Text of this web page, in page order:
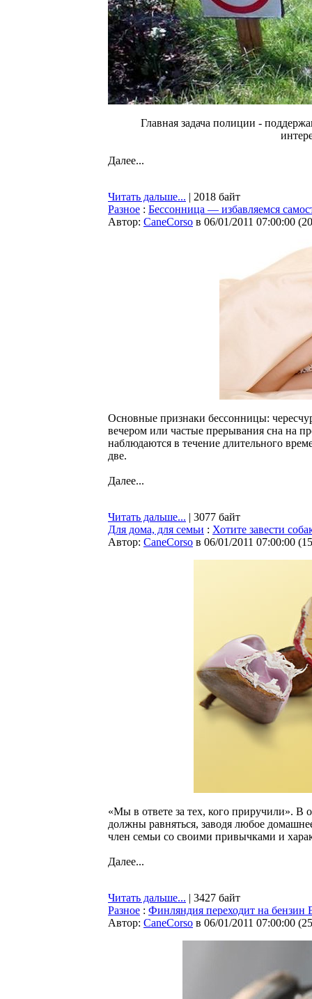
Главная задача полиции -
Далее...
Читать дальше... | 2018 байт
Разное : Бессонница — избавляемся
Автор: CaneCorso в 06/01/2011 07:00:00 (
Основные признаки бессонницы:
вечером или частые прерывания сна на
наблюдаются в течение длительного
две.
Далее...
Читать дальше... | 3077 байт
Для дома, для семьи : Хотите завести
Автор: CaneCorso в 06/01/2011 07:00:00 (
«Мы в ответе за тех, кого приручили». В
должны равняться, заводя любое
член семьи со своими привычками и
Далее...
Читать дальше... | 3427 байт
Разное : Финляндия переходит на бензин
Автор: CaneCorso в 06/01/2011 07:00:00 (